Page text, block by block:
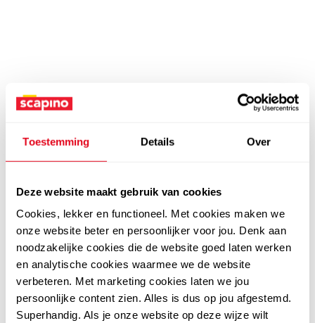
Toestemming Details Over
Deze website maakt gebruik van cookies
Cookies, lekker en functioneel. Met cookies maken we
onze website beter en persoonlijker voor jou. Denk aan
noodzakelijke cookies die de website goed laten werken
en analytische cookies waarmee we de website
verbeteren. Met marketing cookies laten we jou
persoonlijke content zien. Alles is dus op jou afgestemd.
Superhandig. Als je onze website op deze wijze wilt